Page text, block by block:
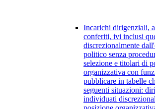
Incarichi dirigenziali,
conferiti, ivi inclusi
discrezionalmente
politico senza
selezione e titolari di
organizzativa con
pubblicare in tabelle
seguenti situazioni:
individuati